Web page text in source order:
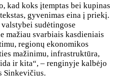
kad koks įtemptas bei kupinas
gyvenimas eina į priekį.
sudėtingose
mažiau svarbiais kasdieniais
regionų ekonomikos
mažinimu, infrastruktūra,
ir kita“, – renginyje kalbėjo
Sinkevičius.